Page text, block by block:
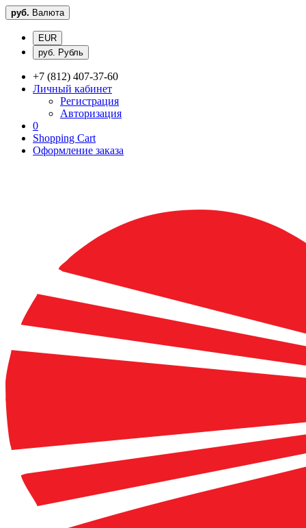
руб. Валюта
EUR
руб. Рубль
+7 (812) 407-37-60
Личный кабинет
Регистрация
Авторизация
0
Shopping Cart
Оформление заказа